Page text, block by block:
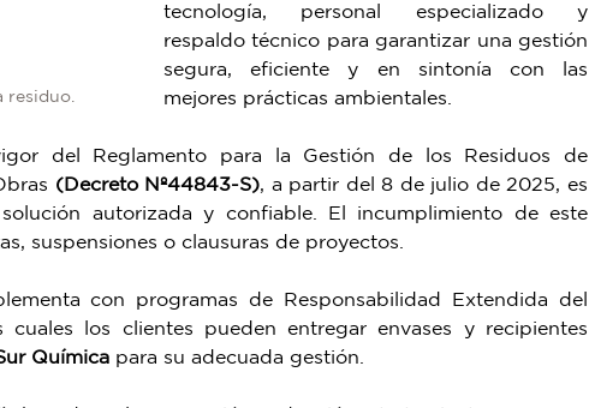
residuo.
tecnología, personal especializado y
respaldo técnico para garantizar una gestión
segura, eficiente y en sintonía con las
mejores prácticas ambientales.
del Reglamento para la Gestión de los Residuos de
(Decreto Nº44843-S), a partir del 8 de julio de 2025, es
autorizada y confiable. El incumplimiento de este
suspensiones o clausuras de proyectos.
con programas de Responsabilidad Extendida del
los clientes pueden entregar envases y recipientes
Química para su adecuada gestión.